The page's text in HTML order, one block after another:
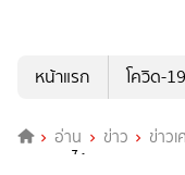
หน้าแรก
โควิด-19
อ่าน ข่าว ข่าว
หาย รายได้หด